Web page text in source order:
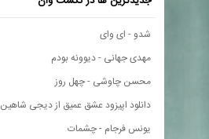
شدو - ای وای
مهدی جهانی - دیوونه بودم
محسن چاوشی - چهل روز
دانلود اپیزود عشق عمیق از دیجی شاهین
یونس فرجام - چشمات